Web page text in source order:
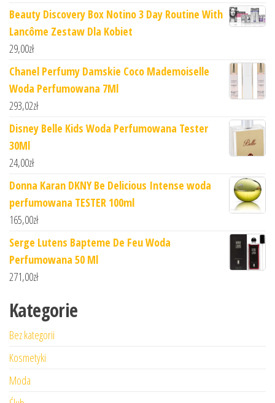
Beauty Discovery Box Notino 3 Day Routine With
Lancôme Zestaw Dla Kobiet
29,00zł
Chanel Perfumy Damskie Coco Mademoiselle
Woda Perfumowana 7Ml
293,02zł
Disney Belle Kids Woda Perfumowana Tester
30Ml
24,00zł
Donna Karan DKNY Be Delicious Intense woda
perfumowana TESTER 100ml
165,00zł
Serge Lutens Bapteme De Feu Woda
Perfumowana 50 Ml
271,00zł
Kategorie
Bez kategorii
Kosmetyki
Moda